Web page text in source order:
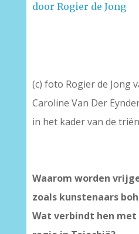
door Rogier de Jong
(c) foto Rogier de Jong
Caroline Van Der
in het kader van de
Waarom worden
zoals kunstenaars
Wat verbindt hen